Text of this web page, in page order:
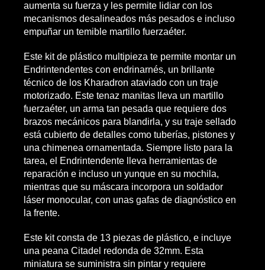
aumenta su fuerza y les permite lidiar con los
mecanismos desalineados más pesados e incluso
empuñar un temible martillo fuerzaéter.
Este kit de plástico multipieza te permite montar un
Endrintendentes con endrinarnés, un brillante
técnico de los Kharadron ataviado con un traje
motorizado. Este tenaz manitas lleva un martillo
fuerzaéter, un arma tan pesada que requiere dos
brazos mecánicos para blandirla, y su traje sellado
está cubierto de detalles como tuberías, pistones y
una chimenea ornamentada. Siempre listo para la
tarea, el Endrintendente lleva herramientas de
reparación e incluso un yunque en su mochila,
mientras que su máscara incorpora un soldador
láser monocular, con unas gafas de diagnóstico en
la frente.
Este kit consta de 13 piezas de plástico, e incluye
una peana Citadel redonda de 32mm. Esta
miniatura se suministra sin pintar y requiere